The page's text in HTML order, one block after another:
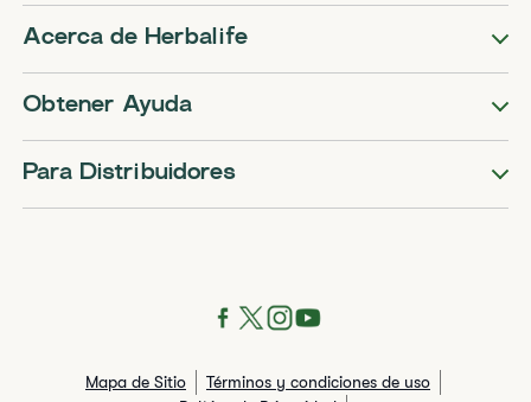
Acerca de Herbalife
Obtener Ayuda
Para Distribuidores
Mapa de Sitio
Términos y condiciones de uso